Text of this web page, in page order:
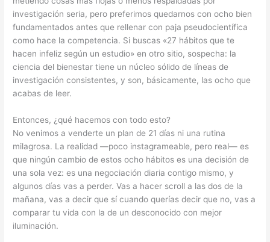
investigación seria, pero preferimos quedarnos con ocho bien
fundamentados antes que rellenar con paja pseudocientífica
como hace la competencia. Si buscas «27 hábitos que te
hacen infeliz según un estudio» en otro sitio, sospecha: la
ciencia del bienestar tiene un núcleo sólido de líneas de
investigación consistentes, y son, básicamente, las ocho que
acabas de leer.
Entonces, ¿qué hacemos con todo esto?
No venimos a venderte un plan de 21 días ni una rutina
milagrosa. La realidad —poco instagrameable, pero real— es
que ningún cambio de estos ocho hábitos es una decisión de
una sola vez: es una negociación diaria contigo mismo, y
algunos días vas a perder. Vas a hacer scroll a las dos de la
mañana, vas a decir que sí cuando querías decir que no, vas a
comparar tu vida con la de un desconocido con mejor
iluminación.